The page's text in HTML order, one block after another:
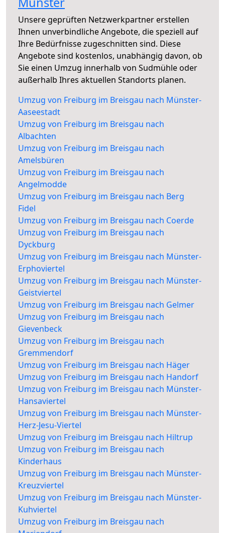
Unsere geprüften Netzwerkpartner erstellen
Ihnen unverbindliche Angebote, die speziell auf
Ihre Bedürfnisse zugeschnitten sind. Diese
Angebote sind kostenlos, unabhängig davon, ob
Sie einen Umzug innerhalb von Sudmühle oder
außerhalb Ihres aktuellen Standorts planen.
Umzug von Freiburg im Breisgau nach Münster-
Aaseestadt
Umzug von Freiburg im Breisgau nach
Albachten
Umzug von Freiburg im Breisgau nach
Amelsbüren
Umzug von Freiburg im Breisgau nach
Angelmodde
Umzug von Freiburg im Breisgau nach Berg
Fidel
Umzug von Freiburg im Breisgau nach Coerde
Umzug von Freiburg im Breisgau nach
Dyckburg
Umzug von Freiburg im Breisgau nach Münster-
Erphoviertel
Umzug von Freiburg im Breisgau nach Münster-
Geistviertel
Umzug von Freiburg im Breisgau nach Gelmer
Umzug von Freiburg im Breisgau nach
Gievenbeck
Umzug von Freiburg im Breisgau nach
Gremmendorf
Umzug von Freiburg im Breisgau nach Häger
Umzug von Freiburg im Breisgau nach Handorf
Umzug von Freiburg im Breisgau nach Münster-
Hansaviertel
Umzug von Freiburg im Breisgau nach Münster-
Herz-Jesu-Viertel
Umzug von Freiburg im Breisgau nach Hiltrup
Umzug von Freiburg im Breisgau nach
Kinderhaus
Umzug von Freiburg im Breisgau nach Münster-
Kreuzviertel
Umzug von Freiburg im Breisgau nach Münster-
Kuhviertel
Umzug von Freiburg im Breisgau nach